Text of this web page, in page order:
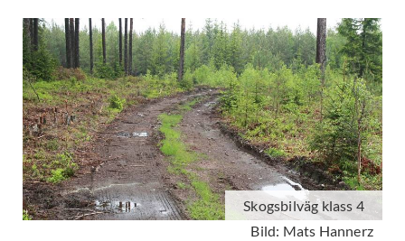
Skogsbilväg klass 4
Bild: Mats Hannerz